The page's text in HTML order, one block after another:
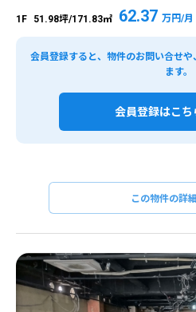
1F 51.98坪/171.83㎡ 62.37 万円/
会員登録すると、物件のお問い合せ
ます。
会員登録はこち
この物件の詳